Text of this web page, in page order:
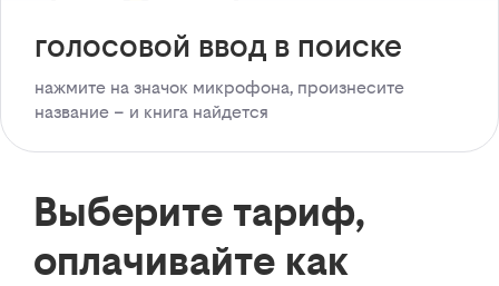
голосовой ввод в поиске
нажмите на значок микрофона, произнесите
название – и книга найдется
Выберите тариф,
оплачивайте как